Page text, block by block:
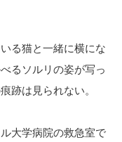
る猫と一緒に横にな
るソルリの姿が写っ
跡は見られない。
大学病院の救急室で